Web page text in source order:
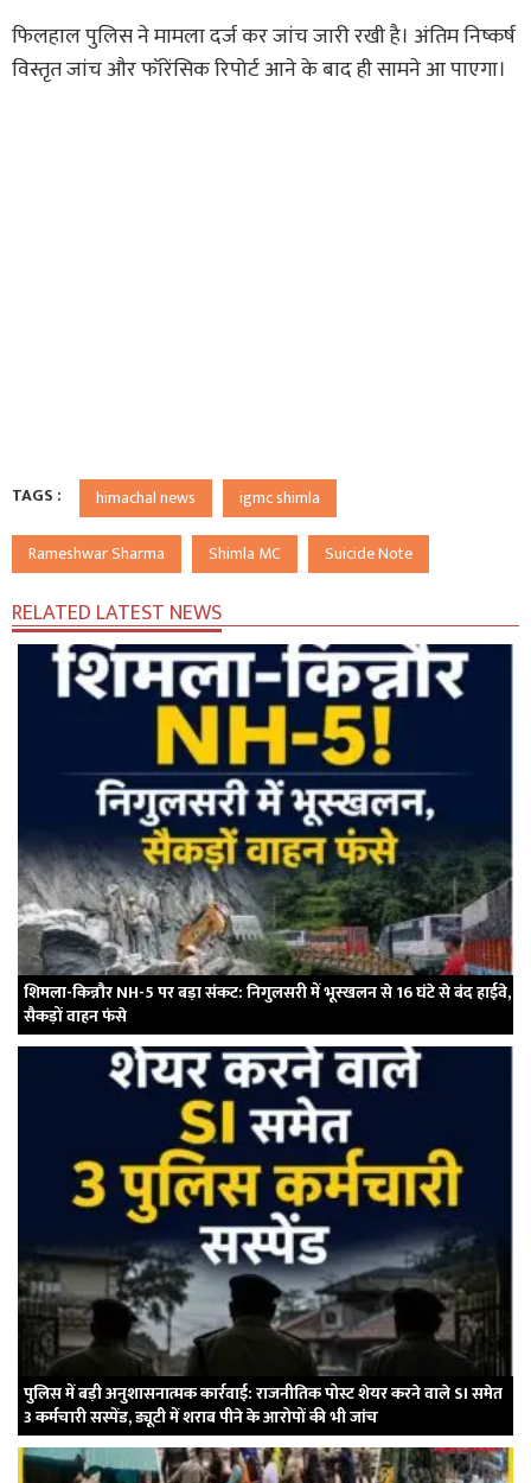
फिलहाल पुलिस ने मामला दर्ज कर जांच जारी रखी है। अंतिम निष्कर्ष
विस्तृत जांच और फॉरेंसिक रिपोर्ट आने के बाद ही सामने आ पाएगा।
TAGS : himachal news igmc shimla
Rameshwar Sharma Shimla MC Suicide Note
RELATED LATEST NEWS
शिमला-किन्नौर NH-5 पर बड़ा संकट: निगुलसरी में भूस्खलन से 16 घंटे से बंद हाईवे,
सैकड़ों वाहन फंसे
पुलिस में बड़ी अनुशासनात्मक कार्रवाई: राजनीतिक पोस्ट शेयर करने वाले SI समेत
3 कर्मचारी सस्पेंड, ड्यूटी में शराब पीने के आरोपों की भी जांच